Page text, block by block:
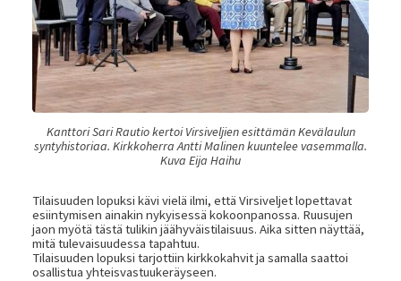
Kanttori Sari Rautio kertoi Virsiveljien esittämän Kevälaulun
syntyhistoriaa. Kirkkoherra Antti Malinen kuuntelee vasemmalla.
Kuva Eija Haihu
Tilaisuuden lopuksi kävi vielä ilmi, että Virsiveljet lopettavat
esiintymisen ainakin nykyisessä kokoonpanossa. Ruusujen
jaon myötä tästä tulikin jäähyväistilaisuus. Aika sitten näyttää,
mitä tulevaisuudessa tapahtuu.
Tilaisuuden lopuksi tarjottiin kirkkokahvit ja samalla saattoi
osallistua yhteisvastuukeräyseen.